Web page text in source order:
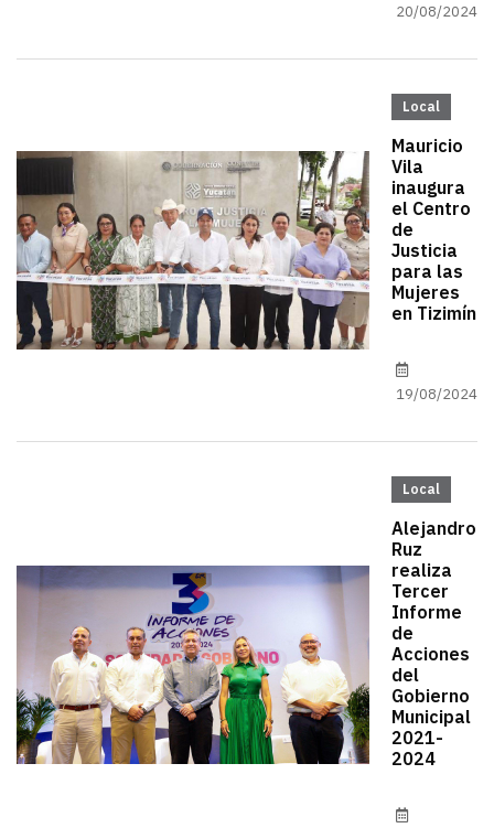
20/08/2024
Local
Mauricio
Vila
inaugura
el Centro
de
Justicia
para las
Mujeres
en Tizimín
19/08/2024
Local
Alejandro
Ruz
realiza
Tercer
Informe
de
Acciones
del
Gobierno
Municipal
2021-
2024